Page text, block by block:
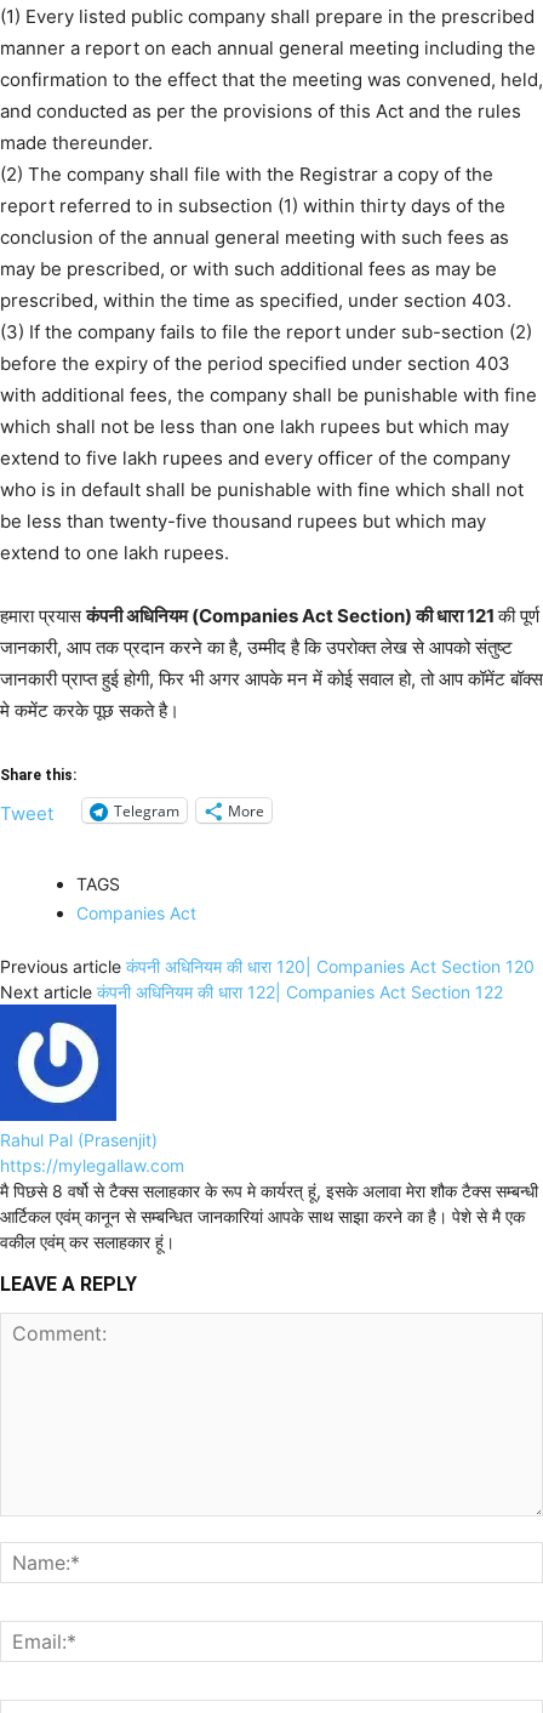
(1) Every listed public company shall prepare in the prescribed
manner a report on each annual general meeting including the
confirmation to the effect that the meeting was convened, held,
and conducted as per the provisions of this Act and the rules
made thereunder.
(2) The company shall file with the Registrar a copy of the
report referred to in subsection (1) within thirty days of the
conclusion of the annual general meeting with such fees as
may be prescribed, or with such additional fees as may be
prescribed, within the time as specified, under section 403.
(3) If the company fails to file the report under sub-section (2)
before the expiry of the period specified under section 403
with additional fees, the company shall be punishable with fine
which shall not be less than one lakh rupees but which may
extend to five lakh rupees and every officer of the company
who is in default shall be punishable with fine which shall not
be less than twenty-five thousand rupees but which may
extend to one lakh rupees.
हमारा प्रयासकंपनी अधिनियम (Companies Act Section) की धारा 121की पूर्ण
जानकारी, आप तक प्रदान करने का है, उम्मीद है कि उपरोक्त लेख से आपको संतुष्ट
जानकारी प्राप्त हुई होगी, फिर भी अगर आपके मन में कोई सवाल हो, तो आप कॉमेंट बॉक्स
मे कमेंट करके पूछ सकते है।
Share this:
Tweet Telegram More
TAGS
Companies Act
Previous article कंपनी अधिनियम की धारा 120| Companies Act Section 120
Next article कंपनी अधिनियम की धारा 122| Companies Act Section 122
Rahul Pal (Prasenjit)
https://mylegallaw.com
मै पिछसे 8 वर्षो से टैक्स सलाहकार के रूप मे कार्यरत् हूं, इसके अलावा मेरा शौक टैक्स सम्बन्धी
आर्टिकल एवंम् कानून से सम्बन्धित जानकारियां आपके साथ साझा करने का है। पेशे से मै एक
वकील एवंम् कर सलाहकार हूं।
LEAVE A REPLY